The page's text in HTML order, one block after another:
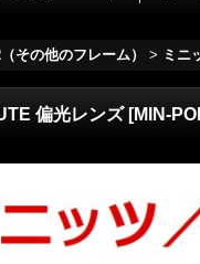
その他のフレーム） > ミニ
偏光レンズ [MIN-